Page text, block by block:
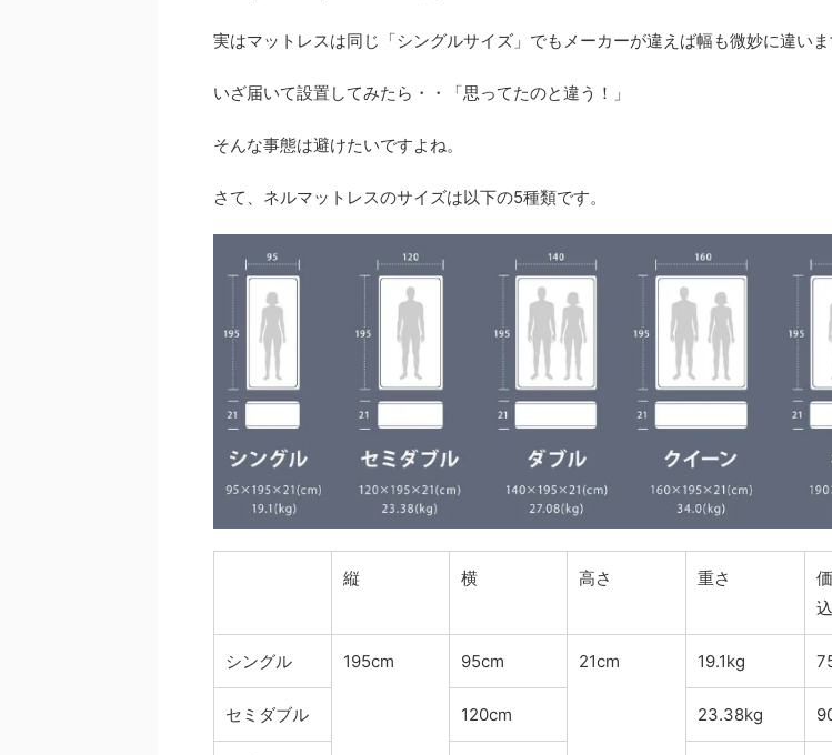
実はマットレスは同じ「シングルサイズ」でもメーカーが違えば幅も微妙に違いま
いざ届いて設置してみたら・・「思ってたのと違う！」
そんな事態は避けたいですよね。
さて、ネルマットレスのサイズは以下の5種類です。
縦 横 高さ 重さ
込
シングル 195cm 95cm 21cm 19.1kg
セミダブル 120cm 23.38kg